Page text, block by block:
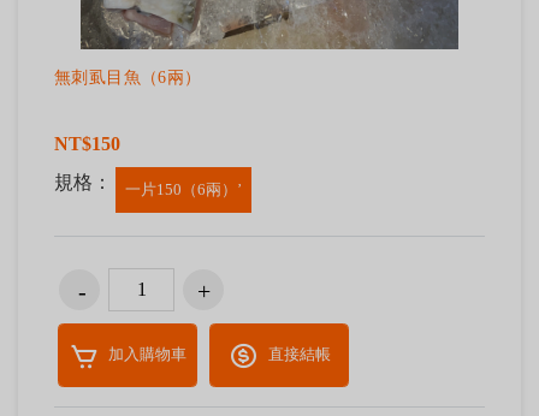
無刺虱目魚（6兩）
NT$150
規格：
一片150（6兩）’
加入購物車 直接結帳